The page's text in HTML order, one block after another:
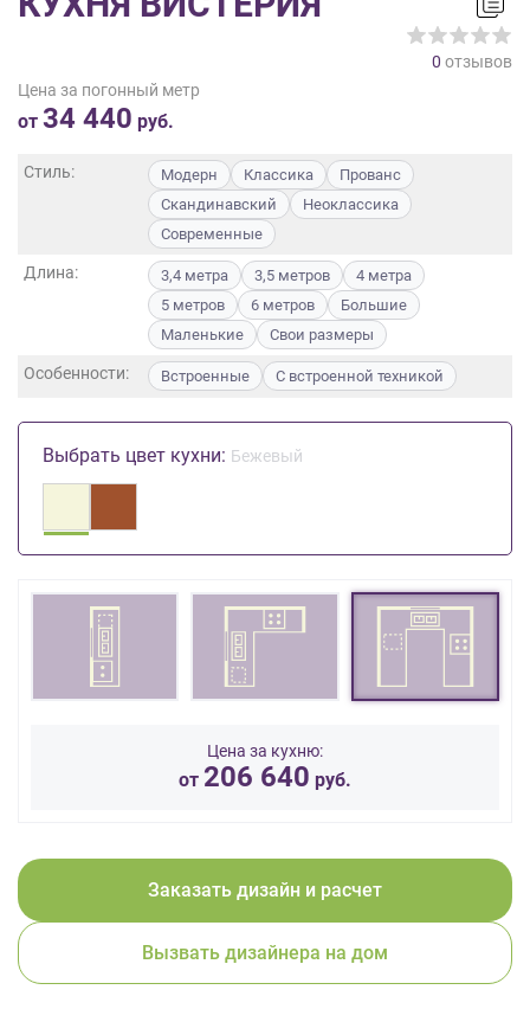
0 отзывов
Цена за погонный метр
от 34 440 руб.
Стиль: Модерн Классика
Прованс
Скандинавский
Неоклассика
Современные
Длина: 3,4 метра 3,5 метров
4 метра
5 метров
6 метров
Большие
Маленькие
Свои размеры
Особенности: Встроенные С встроенной техникой
Выбрать цвет кухни: Бежевый
Цена за кухню:
от 206 640 руб.
Заказать дизайн и расчет
Вызвать дизайнера на дом
данных ,
Согласие
данных
порядке
Политики
обработки
данных.